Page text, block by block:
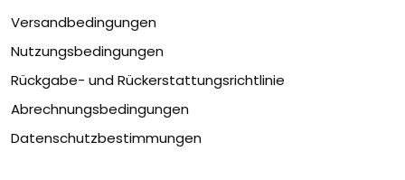
Versandbedingungen
Nutzungsbedingungen
Rückgabe- und Rückerstattungsrichtlinie
Abrechnungsbedingungen
Datenschutzbestimmungen